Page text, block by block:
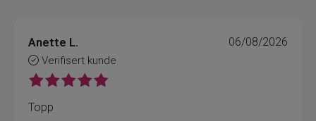
Anette L.
Verifisert kunde
06/08/2026
Topp